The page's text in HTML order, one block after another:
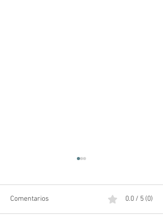
Comentarios 0.0 / 5 (0)